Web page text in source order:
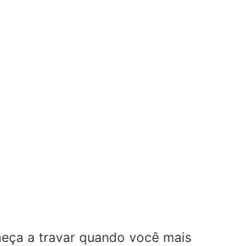
a travar quando você mais